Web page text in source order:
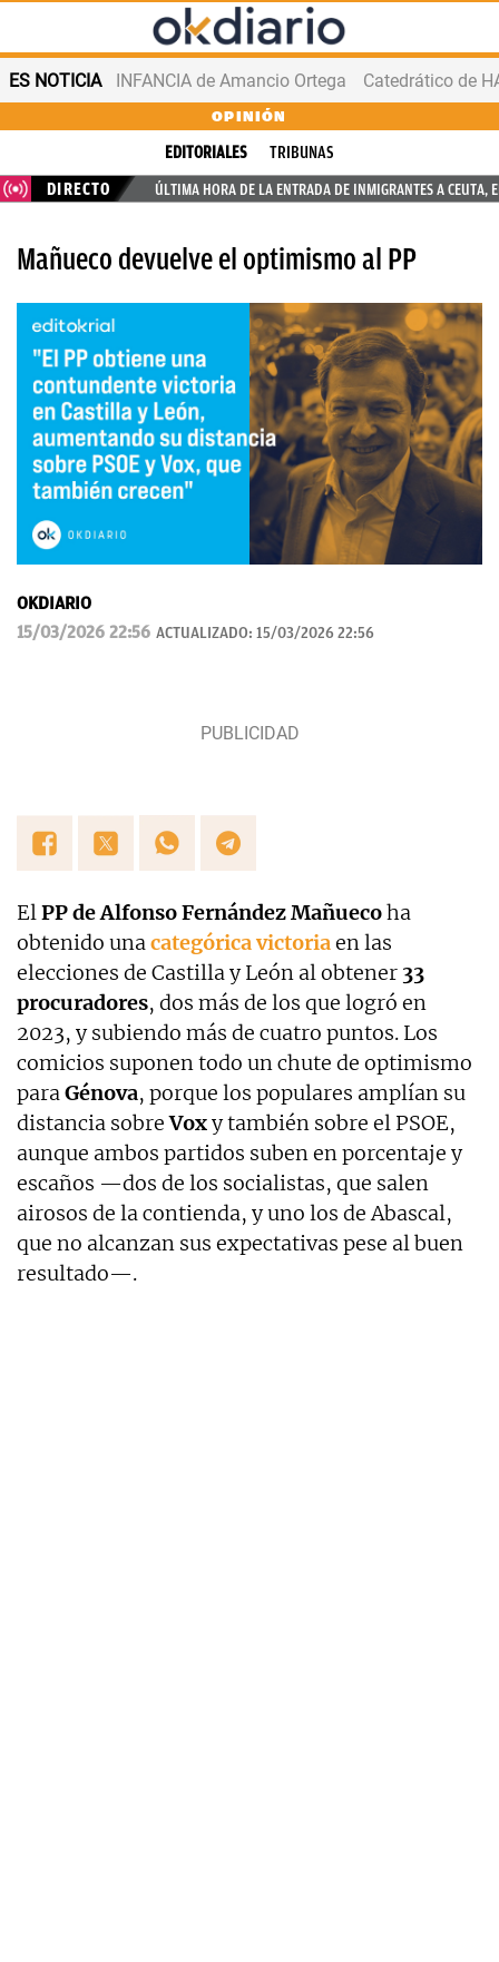
ES NOTICIA INFANCIA de Amancio Ortega
OPINIÓN
EDITORIALES
TRIBUNAS
DIRECTO
ÚLTIMA HORA DE LA ENTRADA DE INMIGRANTES A CEUTA,
Mañueco devuelve el optimismo al PP
OKDIARIO
15/03/2026 22:56 ACTUALIZADO: 15/03/2026 22:56
ElPP de Alfonso Fernández Mañuecoha
obtenido unacategórica victoriaen las
elecciones de Castilla y León al obtener 33
procuradores, dos más de los que logró en
2023, y subiendo más de cuatro puntos. Los
comicios suponen todo un chute de optimismo
paraGénova, porque los populares amplían su
distancia sobreVoxy también sobre el PSOE,
aunque ambos partidos suben en porcentaje y
escaños —dos de los socialistas, que salen
airosos de la contienda, y uno los de Abascal,
que no alcanzan sus expectativas pese al buen
resultado—.